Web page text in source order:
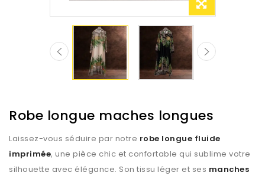
Robe longue maches longues
Laissez-vous séduire par notre robe longue fluide
imprimée, une pièce chic et confortable qui sublime votre
silhouette avec élégance. Son tissu léger et ses manches